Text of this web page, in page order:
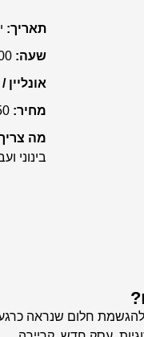
תאריך:
שעה:
אונליין
מחיר:
מה
בינוני
חלום שנראה